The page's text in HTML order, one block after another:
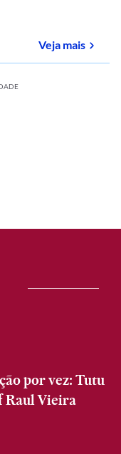
Veja maissobre
por vez: Tutu
Raul Vieira